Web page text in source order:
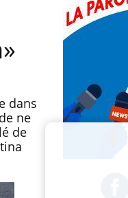
dans
ne
de